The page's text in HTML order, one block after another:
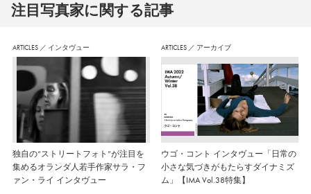
注⽬写真家に関する記事
ARTICLES ／ インタヴュー
独自の“ストリートフォト”が注目を
集めるオランダ人若手作家サラ・フ
ァン・ライ インタヴュー
ARTICLES ／ アーカイブ
ウゴ・コント インタヴュー「日常の
小さな気づきがもたらすダイナミズ
ム」【IMA Vol.38特集】